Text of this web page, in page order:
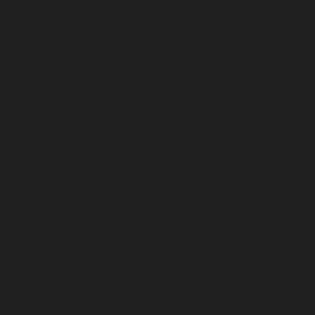
Severina šokirala izazovnim
podijeljene: ''Upaljen crveni